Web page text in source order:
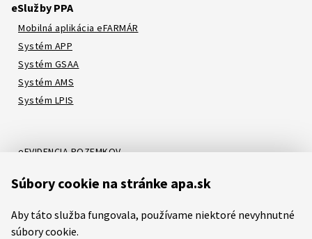
Súbory cookie na stránke apa.sk
Aby táto služba fungovala, používame niektoré nevyhnutné
súbory cookie.
eSlužby PPA
Mobilná aplikácia eFARMÁR
Systém APP
Systém GSAA
Systém AMS
Systém LPIS
eEVIDENCIA POZEMKOV
Systém LORI
Systém ITMS